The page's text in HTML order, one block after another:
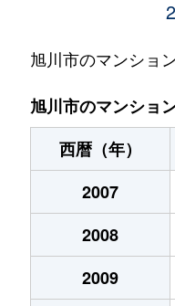
北門町
緑町
950
宮下通
宮下通
宮下通
宮前２条
旭川市のマンショ
旭川市のマンショ
西暦（年）
2007
2008
2009